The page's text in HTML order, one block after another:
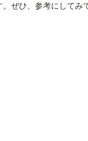
ぜひ、参考にしてみ